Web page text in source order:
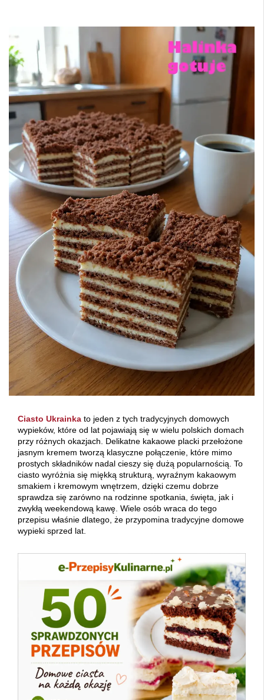
Ciasto Ukrainka to jeden z tych tradycyjnych domowych
wypieków, które od lat pojawiają się w wielu polskich domach
przy różnych okazjach. Delikatne kakaowe placki przełożone
jasnym kremem tworzą klasyczne połączenie, które mimo
prostych składników nadal cieszy się dużą popularnością. To
ciasto wyróżnia się miękką strukturą, wyraźnym kakaowym
smakiem i kremowym wnętrzem, dzięki czemu dobrze
sprawdza się zarówno na rodzinne spotkania, święta, jak i
zwykłą weekendową kawę. Wiele osób wraca do tego
przepisu właśnie dlatego, że przypomina tradycyjne domowe
wypieki sprzed lat.